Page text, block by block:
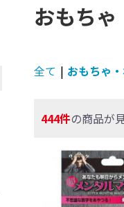
おもち
全て | おもちゃ
444件の商品が